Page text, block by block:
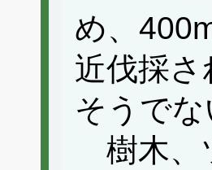
め、
近伐採
そうで
樹木、